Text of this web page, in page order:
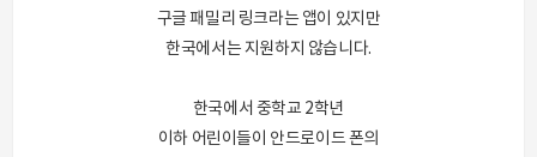
구글 패밀리 링크라는 앱이 있지만
한국에서는 지원하지 않습니다.
한국에서 중학교 2학년
이하 어린이들이 안드로이드 폰의